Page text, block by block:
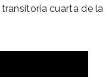
cuarta de la